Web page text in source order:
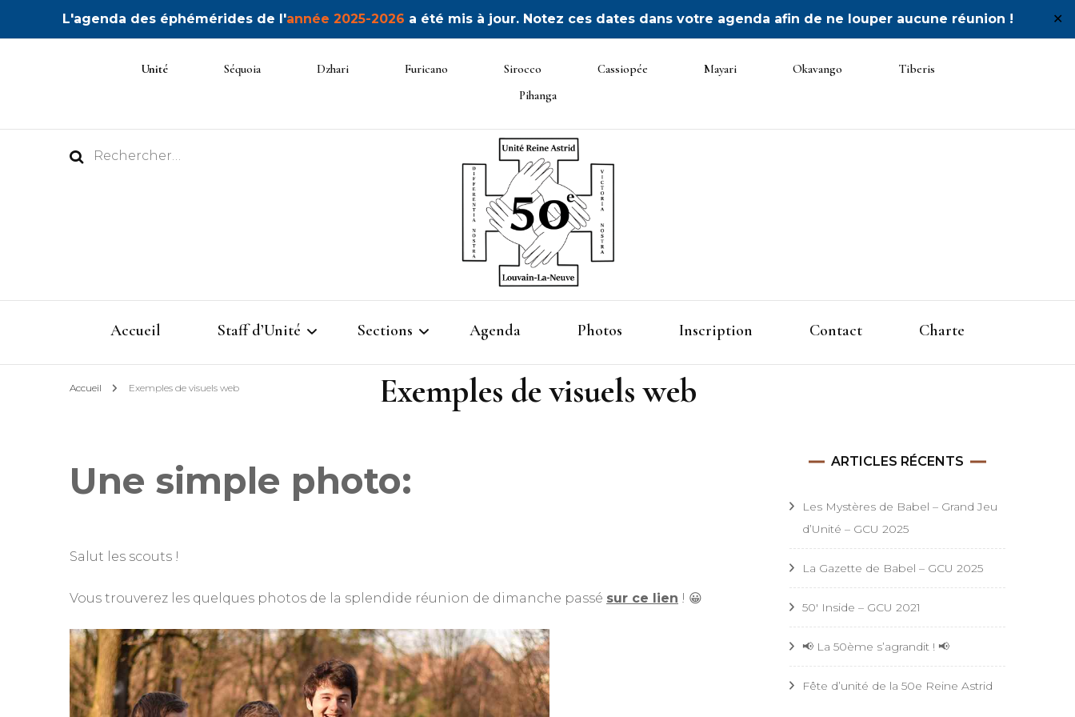
L'agenda des éphémérides de l'année 2025-2026 a été mis à jour. Notez ces dates dans votre agenda afin de ne louper aucune réunion ! ✕
Unité Séquoia Dzhari Furicano Sirocco Cassiopée Mayari Okavango
Tiberis
Pihanga
Rechercher :
50ème Unité
Reine Astrid
Accueil Staff d’Unité Sections
Nutons Séquoia
Guides
Agenda Photos Inscription Contact Charte
Accueil Exemples de visuels web Exemples de visuels web
Une simple photo:
Salut les scouts !
Vous trouverez les quelques photos de la splendide réunion de dimanche passé sur ce lien ! 😀
ARTICLES RÉCENTS
Les Mystères de Babel – Grand Jeu
d’Unité – GCU 2025
La Gazette de Babel – GCU 2025
50′ Inside – GCU 2021
📢 La 50ème s’agrandit ! 📢
Fête d’unité de la 50e Reine Astrid